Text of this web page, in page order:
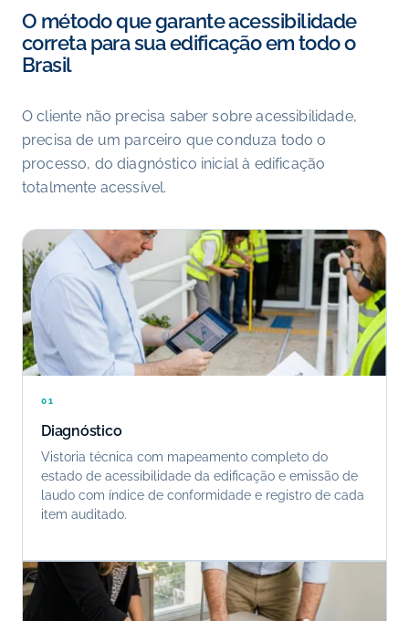
O método que garante acessibilidade
correta para sua edificação em todo o
Brasil
O cliente não precisa saber sobre acessibilidade,
precisa de um parceiro que conduza todo o
processo, do diagnóstico inicial à edificação
totalmente acessível.
01
Diagnóstico
Vistoria técnica com mapeamento completo do
estado de acessibilidade da edificação e emissão de
laudo com índice de conformidade e registro de cada
item auditado.